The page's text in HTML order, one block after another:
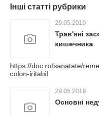
Інші статті рубрики
29.05.2019
Трав'яні
кишечника
https://doc.ro/sanatate/
colon-iritabil
29.05.2019
Основні